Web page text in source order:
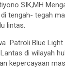
SIK,MH
tengah- tegah
lintas.
Patroli Blue
di wilayah
kepercayaan